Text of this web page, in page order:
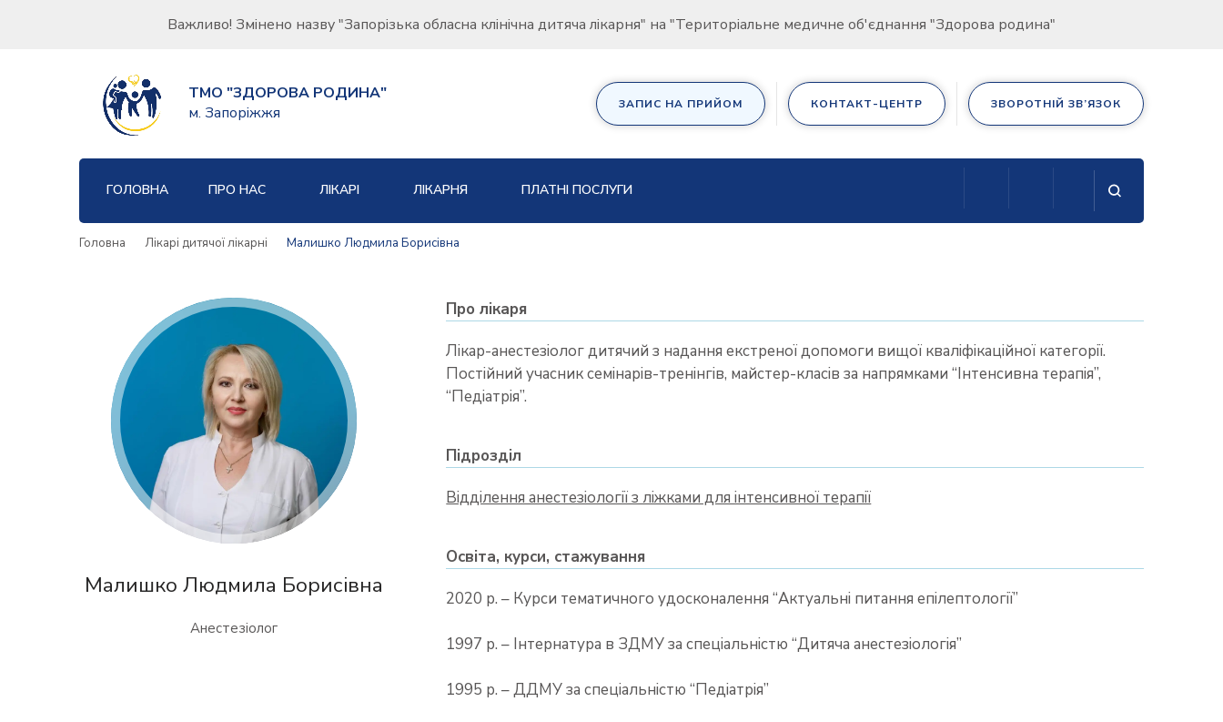
Важливо! Змінено назву "Запорізька обласна клінічна дитяча лікарня" на "Територіальне медичне об'єднання "Здорова родина"
ТМО "ЗДОРОВА РОДИНА"
м. Запоріжжя
ЗАПИС НА ПРИЙОМ КОНТАКТ-ЦЕНТР ЗВОРОТНІЙ ЗВ’ЯЗОК
ГОЛОВНА ПРО НАС ЛІКАРІ ЛІКАРНЯ ПЛАТНІ ПОСЛУГИ
Головна Лікарі дитячої лікарні Малишко Людмила Борисівна
Про лікаря
Лікар-анестезіолог дитячий з надання екстреної допомоги вищої кваліфікаційної категорії.
Постійний учасник семінарів-тренінгів, майстер-класів за напрямками “Інтенсивна терапія”,
“Педіатрія”.
Підрозділ
Відділення анестезіології з ліжками для інтенсивної терапії
Освіта, курси, стажування
2020 р. – Курси тематичного удосконалення “Актуальні питання епілептології”
1997 р. – Інтернатура в ЗДМУ за спеціальністю “Дитяча анестезіологія”
1995 р. – ДДМУ за спеціальністю “Педіатрія”
Малишко Людмила Борисівна
Анестезіолог